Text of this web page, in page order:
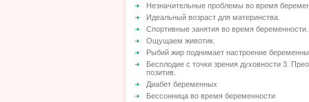
Незначительные проблемы во время
Идеальный возраст для материнства.
Спортивные занятия во время беременности.
Ощущаем животик.
Рыбий жир поднимает настроение
Бесплодие с точки зрения духовности 3.
позитив.
Диабет беременных
Бессонница во время беременности